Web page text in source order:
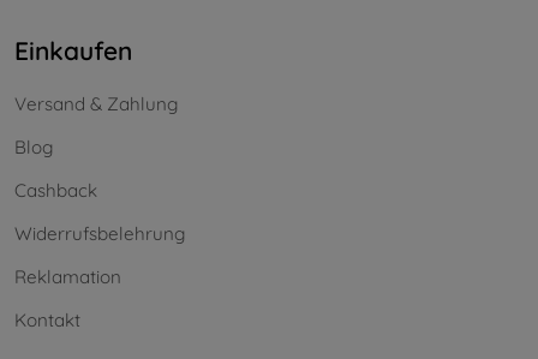
Einkaufen
Versand & Zahlung
Blog
Cashback
Widerrufsbelehrung
Reklamation
Kontakt